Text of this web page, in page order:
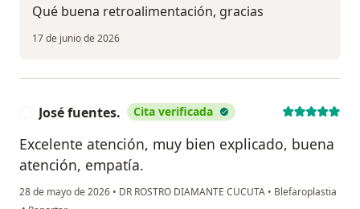
Qué buena retroalimentación, gracias
17 de junio de 2026
José fuentes. Cita verificada
Excelente atención, muy bien explicado, buena
atención, empatía.
28 de mayo de 2026 • DR ROSTRO DIAMANTE CUCUTA • Blefaroplastia
en opinión del usuario José fuentes.